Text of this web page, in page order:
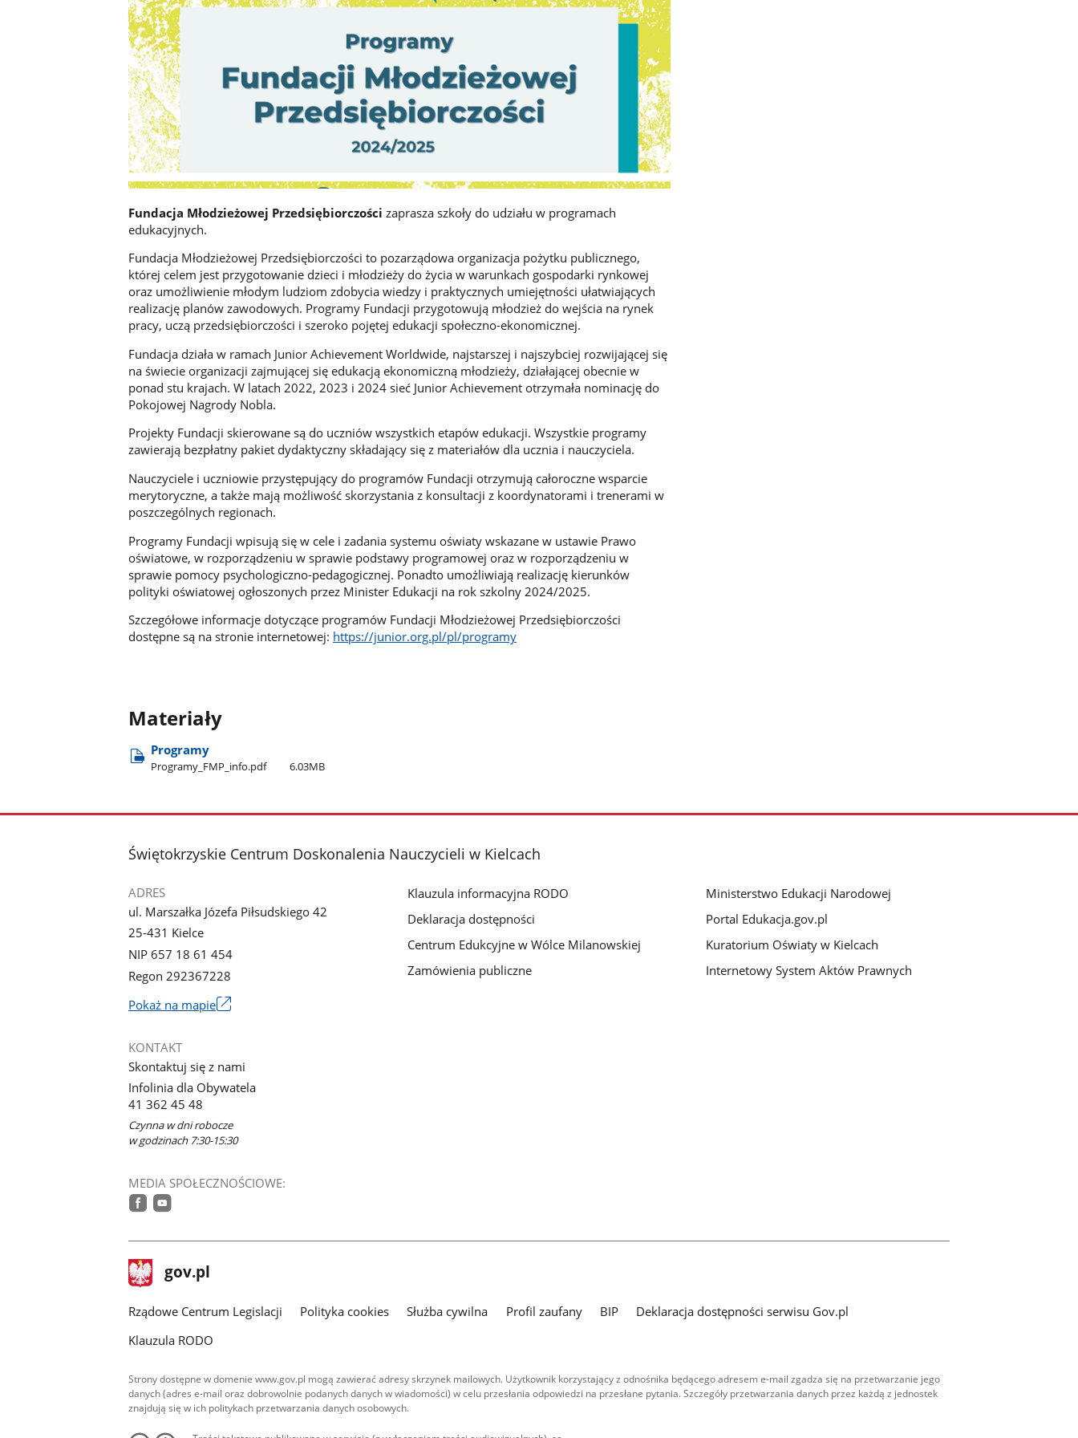
Fundacja Młodzieżowej Przedsiębiorczości zaprasza szkoły do udziału w programach
edukacyjnych.
Fundacja Młodzieżowej Przedsiębiorczości to pozarządowa organizacja pożytku publicznego,
której celem jest przygotowanie dzieci i młodzieży do życia w warunkach gospodarki rynkowej
oraz umożliwienie młodym ludziom zdobycia wiedzy i praktycznych umiejętności ułatwiających
realizację planów zawodowych. Programy Fundacji przygotowują młodzież do wejścia na rynek
pracy, uczą przedsiębiorczości i szeroko pojętej edukacji społeczno-ekonomicznej.
Fundacja działa w ramach Junior Achievement Worldwide, najstarszej i najszybciej rozwijającej się
na świecie organizacji zajmującej się edukacją ekonomiczną młodzieży, działającej obecnie w
ponad stu krajach. W latach 2022, 2023 i 2024 sieć Junior Achievement otrzymała nominację do
Pokojowej Nagrody Nobla.
Projekty Fundacji skierowane są do uczniów wszystkich etapów edukacji. Wszystkie programy
zawierają bezpłatny pakiet dydaktyczny składający się z materiałów dla ucznia i nauczyciela.
Nauczyciele i uczniowie przystępujący do programów Fundacji otrzymują całoroczne wsparcie
merytoryczne, a także mają możliwość skorzystania z konsultacji z koordynatorami i trenerami w
poszczególnych regionach.
Programy Fundacji wpisują się w cele i zadania systemu oświaty wskazane w ustawie Prawo
oświatowe, w rozporządzeniu w sprawie podstawy programowej oraz w rozporządzeniu w
sprawie pomocy psychologiczno-pedagogicznej. Ponadto umożliwiają realizację kierunków
polityki oświatowej ogłoszonych przez Minister Edukacji na rok szkolny 2024/2025.
Szczegółowe informacje dotyczące programów Fundacji Młodzieżowej Przedsiębiorczości
dostępne są na stronie internetowej: https://junior.org.pl/pl/programy
Materiały
Programy
Programy​_FMP​_info.pdf 6.03MB
stopka
Świętokrzyskie Centrum Doskonalenia Nauczycieli w Kielcach
ADRES
ul. Marszałka Józefa Piłsudskiego 42
25-431 Kielce
NIP 657 18 61 454
Regon 292367228
Pokaż na mapieLink
nowym
oknie
KONTAKT
Skontaktuj się z nami
Infolinia dla Obywatela
41 362 45 48
Czynna w dni robocze
w godzinach 7:30-15:30
MEDIA SPOŁECZNOŚCIOWE:
Klauzula informacyjna RODO
Deklaracja dostępności
Centrum Edukcyjne w Wólce Milanowskiej
Zamówienia publiczne
Ministerstwo Edukacji Narodowej
Portal Edukacja.gov.pl
Kuratorium Oświaty w Kielcach
Internetowy System Aktów Prawnych
stopka
gov.pl Strona
gov.pl
Rządowe Centrum Legislacji Polityka cookies Służba cywilna Profil zaufany BIP
Deklaracja dostępności serwisu Gov.pl
Klauzula RODO
Strony dostępne w domenie www.gov.pl mogą zawierać adresy skrzynek mailowych. Użytkownik korzystający z odnośnika będącego adresem e-mail zgadza się na przetwarzanie jego
danych (adres e-mail oraz dobrowolnie podanych danych w wiadomości) w celu przesłania odpowiedzi na przesłane pytania. Szczegóły przetwarzania danych przez każdą z jednostek
znajdują się w ich politykach przetwarzania danych osobowych.